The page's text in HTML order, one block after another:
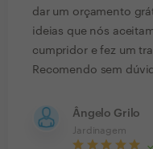
dar um orçamento
ideias que nós
cumpridor e fez um
Recomendo sem
Ângelo Grilo
Jardinagem